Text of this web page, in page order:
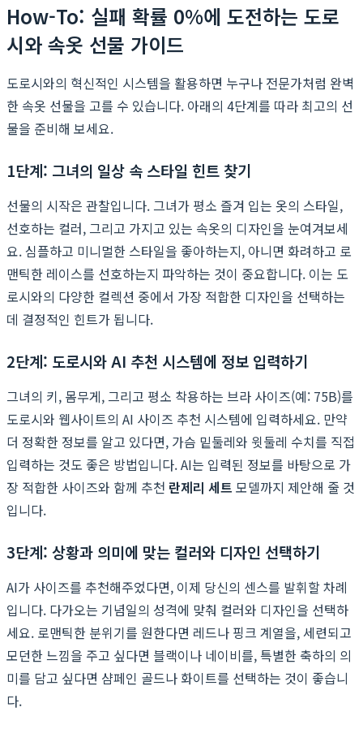
How-To: 실패 확률 0%에 도전하는 도로
시와 속옷 선물 가이드
도로시와의 혁신적인 시스템을 활용하면 누구나 전문가처럼 완벽
한 속옷 선물을 고를 수 있습니다. 아래의 4단계를 따라 최고의 선
물을 준비해 보세요.
1단계: 그녀의 일상 속 스타일 힌트 찾기
선물의 시작은 관찰입니다. 그녀가 평소 즐겨 입는 옷의 스타일,
선호하는 컬러, 그리고 가지고 있는 속옷의 디자인을 눈여겨보세
요. 심플하고 미니멀한 스타일을 좋아하는지, 아니면 화려하고 로
맨틱한 레이스를 선호하는지 파악하는 것이 중요합니다. 이는 도
로시와의 다양한 컬렉션 중에서 가장 적합한 디자인을 선택하는
데 결정적인 힌트가 됩니다.
2단계: 도로시와 AI 추천 시스템에 정보 입력하기
그녀의 키, 몸무게, 그리고 평소 착용하는 브라 사이즈(예: 75B)를
도로시와 웹사이트의 AI 사이즈 추천 시스템에 입력하세요. 만약
더 정확한 정보를 알고 있다면, 가슴 밑둘레와 윗둘레 수치를 직접
입력하는 것도 좋은 방법입니다. AI는 입력된 정보를 바탕으로 가
장 적합한 사이즈와 함께 추천 란제리 세트 모델까지 제안해 줄 것
입니다.
3단계: 상황과 의미에 맞는 컬러와 디자인 선택하기
AI가 사이즈를 추천해주었다면, 이제 당신의 센스를 발휘할 차례
입니다. 다가오는 기념일의 성격에 맞춰 컬러와 디자인을 선택하
세요. 로맨틱한 분위기를 원한다면 레드나 핑크 계열을, 세련되고
모던한 느낌을 주고 싶다면 블랙이나 네이비를, 특별한 축하의 의
미를 담고 싶다면 샴페인 골드나 화이트를 선택하는 것이 좋습니
다.